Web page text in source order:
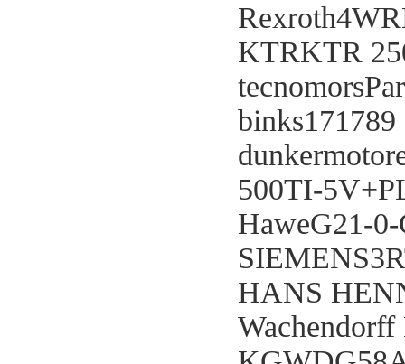
KTRKTR
binks171789
500TI-
HaweG21-
HANS